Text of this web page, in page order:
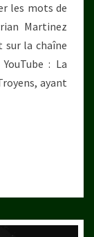
les mots de
Martinez
sur la chaîne
: La
ayant